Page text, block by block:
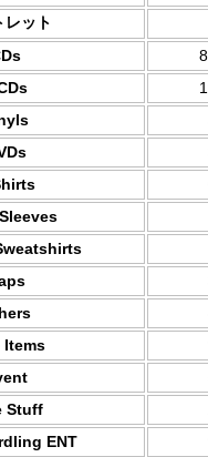
レット
Items
Stuff
ENT